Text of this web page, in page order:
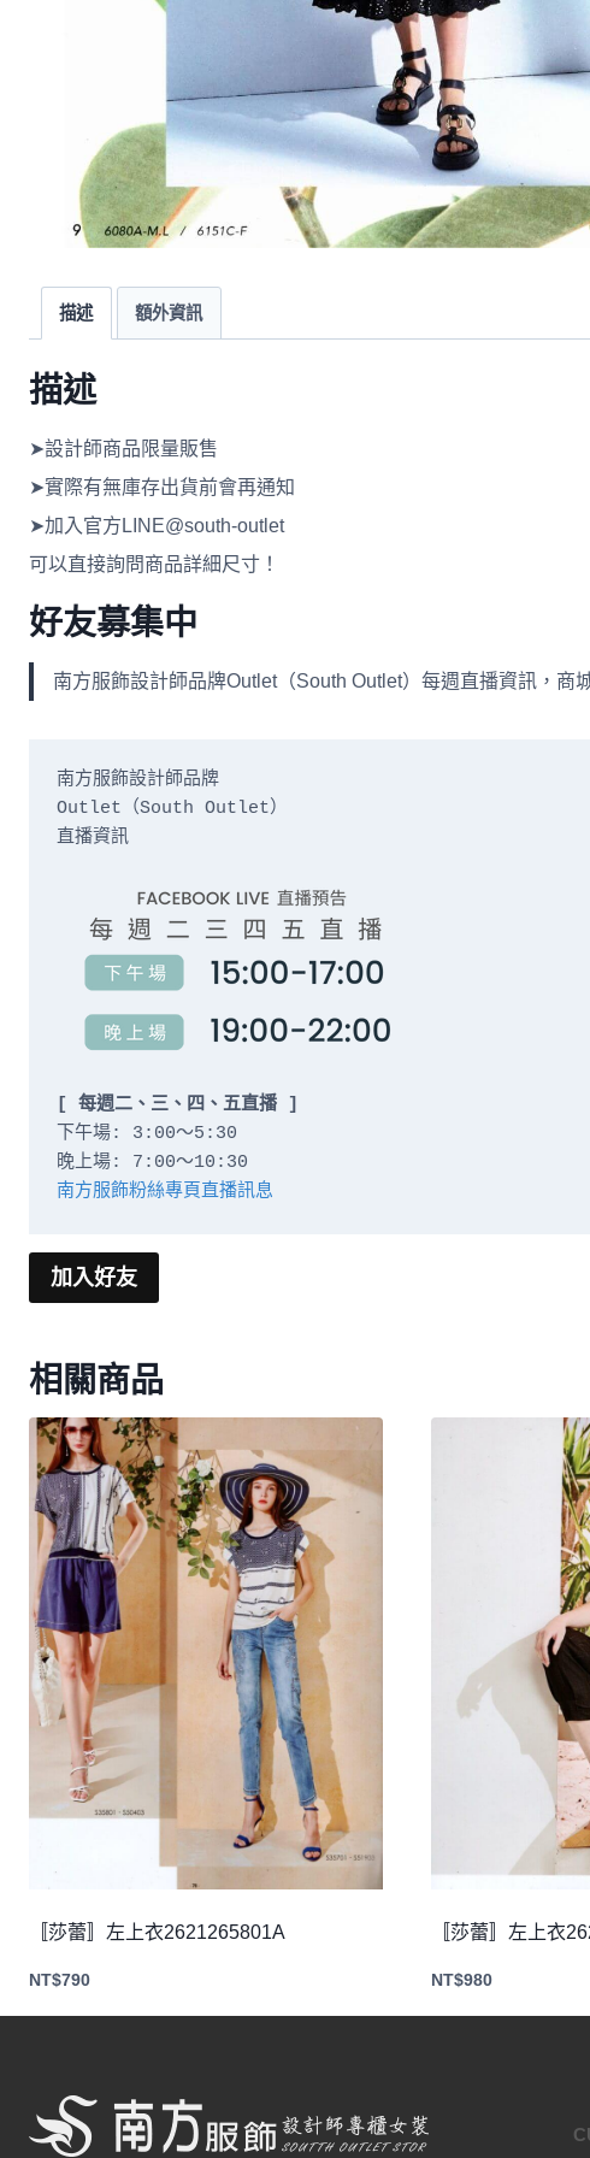
描述 額外資訊
描述
➤設計師商品限量販售
➤實際有無庫存出貨前會再通知
➤加入官方LINE@south-outlet
可以直接詢問商品詳細尺寸！
好友募集中
南方服飾設計師品牌Outlet（South Outlet）每週直播資訊，
南方服飾設計師品牌
Outlet（South Outlet）
直播資訊
[ 每週二、三、四、五直播 ]
下午場: 3:00～5:30
南方服飾粉絲專頁直播訊息
加入好友
相關商品
〚莎蕾〛左上衣2621265801A
NT$790
〚莎蕾〛左上衣
NT$980